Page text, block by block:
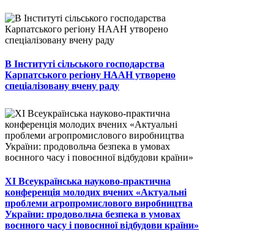
В Інституті сільського господарства
Карпатського регіону НААН утворено
спеціалізовану вчену раду
ХІ Всеукраїнська науково-практична
конференція молодих вчених «Актуальні
проблеми агропромислового виробництва
України: продовольча безпека в умовах
воєнного часу і повоєнної відбудови країни»